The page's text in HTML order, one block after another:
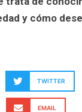
y cómo
TWITTER
EMAIL